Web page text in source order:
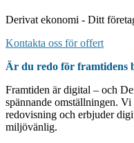
Derivat ekonomi - Ditt
Kontakta oss för offert
Är du redo för framtidens
Framtiden är digital – och
spännande omställningen.
redovisning och erbjuder
miljövänlig.